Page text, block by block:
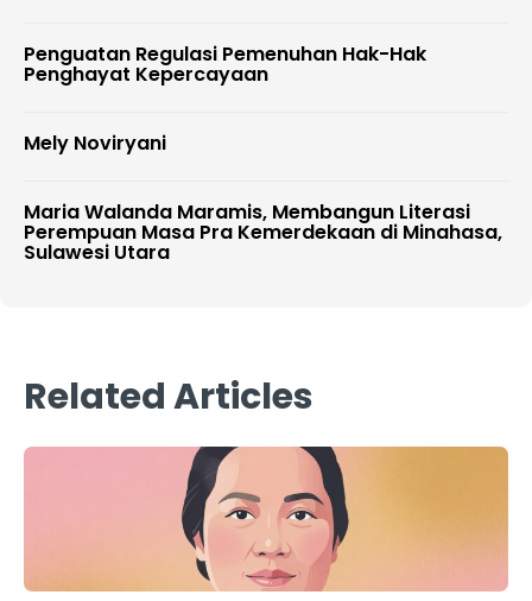
Penguatan Regulasi Pemenuhan Hak-Hak
Penghayat Kepercayaan
Mely Noviryani
Maria Walanda Maramis, Membangun Literasi
Perempuan Masa Pra Kemerdekaan di Minahasa,
Sulawesi Utara
Related Articles